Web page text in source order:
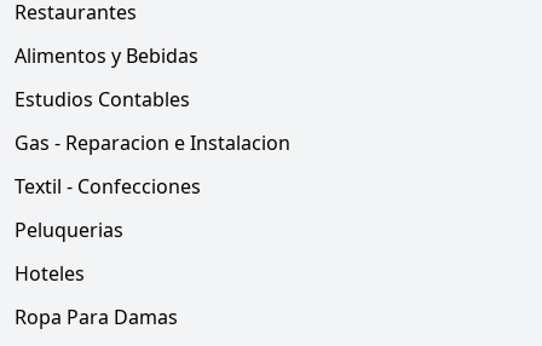
Restaurantes
Alimentos y Bebidas
Estudios Contables
Gas - Reparacion e Instalacion
Textil - Confecciones
Peluquerias
Hoteles
Ropa Para Damas